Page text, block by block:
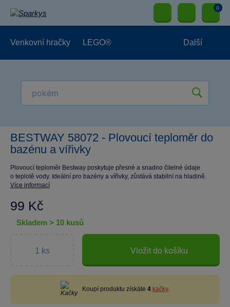
0
Venkovní hračky LEGO® Další
BESTWAY 58072 - Plovoucí teploměr do
bazénu a vířivky
Plovoucí teploměr Bestway poskytuje přesné a snadno čitelné údaje
o teplotě vody. Ideální pro bazény a vířivky, zůstává stabilní na hladině.
Více informací
99 Kč
skladem > 10 kusů
Vložit do košíku
Koupí produktu získáte 4 kačky.